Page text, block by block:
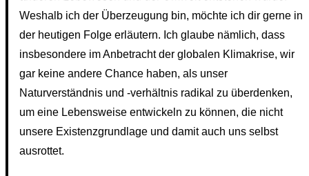
Weshalb ich der Überzeugung bin, möchte ich dir gerne in
der heutigen Folge erläutern. Ich glaube nämlich, dass
insbesondere im Anbetracht der globalen Klimakrise, wir
gar keine andere Chance haben, als unser
Naturverständnis und -verhältnis radikal zu überdenken,
um eine Lebensweise entwickeln zu können, die nicht
unsere Existenzgrundlage und damit auch uns selbst
ausrottet.